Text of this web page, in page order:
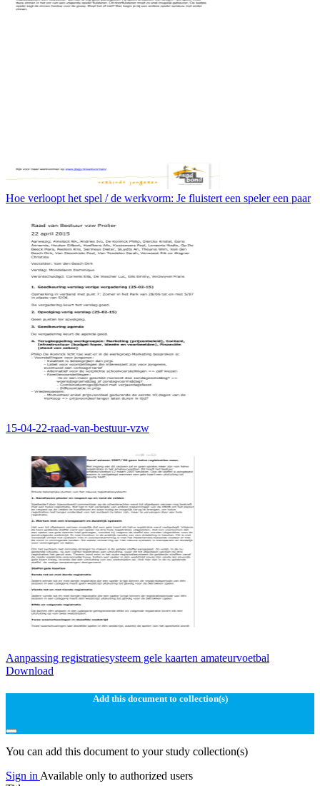
Hoe verloopt het spel / de werkvorm: Je fluistert een speler een paar
15-04-22-raad-van-bestuur-vzw
Aanpassing registratiesysteem gele kaarten amateurvoetbal
Download
Add this document to collection(s)
You can add this document to your study collection(s)
Sign in Available only to authorized users